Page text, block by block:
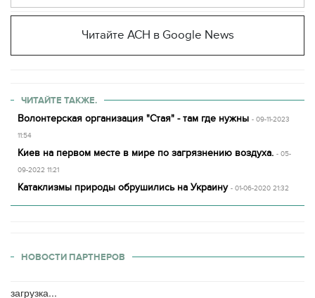
Читайте АСН в Google News
ЧИТАЙТЕ ТАКЖЕ.
Волонтерская организация "Стая" - там где нужны - 09-11-2023
11:54
Киев на первом месте в мире по загрязнению воздуха. - 05-
09-2022 11:21
Катаклизмы природы обрушились на Украину - 01-06-2020 21:32
НОВОСТИ ПАРТНЕРОВ
загрузка...